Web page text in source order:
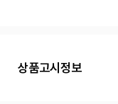
상품고시정보